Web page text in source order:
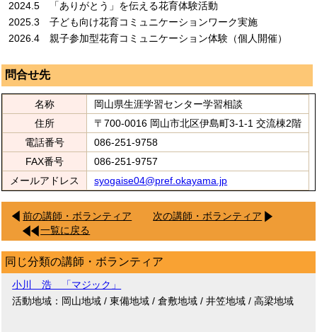
2024.5 「ありがとう」を伝える花育体験活動
2025.3 子ども向け花育コミュニケーションワーク実施
2026.4 親子参加型花育コミュニケーション体験（個人開催）
問合せ先
名称
岡山県生涯学習センター学習相談
住所
〒700-0016 岡山市北区伊島町3-1-1 交流棟2階
電話番号
086-251-9758
FAX番号
086-251-9757
メールアドレス
syogaise04@pref.okayama.jp
前の講師・ボランティア
次の講師・ボランティア
一覧に戻る
同じ分類の講師・ボランティア
小川 浩 「マジック」
活動地域：岡山地域 / 東備地域 / 倉敷地域 / 井笠地域 / 高梁地域